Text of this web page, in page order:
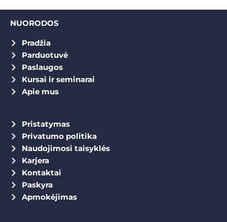
NUORODOS
Pradžia
Parduotuvė
Paslaugos
Kursai ir seminarai
Apie mus
Pristatymas
Privatumo politika
Naudojimosi taisyklės
Karjera
Kontaktai
Paskyra
Apmokėjimas